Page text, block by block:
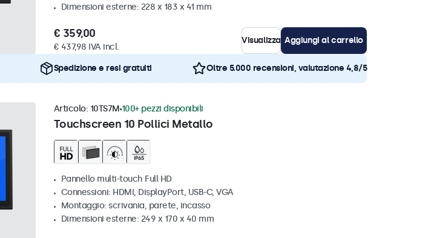
Dimensioni esterne: 228 x 183 x 41 mm
€ 359,00
€ 437,98 IVA incl.
Visualizza Aggiungi al carrello
Spedizione e resi gratuiti Oltre 5.000 recensioni, valutazione 4,8/5
Touchscreen 10 Pollici Metallo
Articolo: 10TS7M 100+ pezzi disponibili
Pannello multi-touch Full HD
Connessioni: HDMI, DisplayPort, USB-C, VGA
Montaggio: scrivania, parete, incasso
Dimensioni esterne: 249 x 170 x 40 mm